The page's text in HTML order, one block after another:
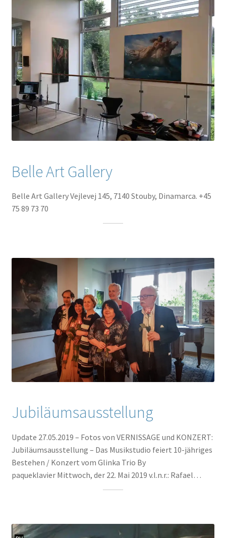
Belle Art Gallery
Belle Art Gallery Vejlevej 145, 7140 Stouby, Dinamarca. +45
75 89 73 70
Jubiläumsausstellung
Update 27.05.2019 – Fotos von VERNISSAGE und KONZERT:
Jubiläumsausstellung – Das Musikstudio feiert 10-jähriges
Bestehen / Konzert vom Glinka Trio By
paqueklavier Mittwoch, der 22. Mai 2019 v.l.n.r.: Rafael…